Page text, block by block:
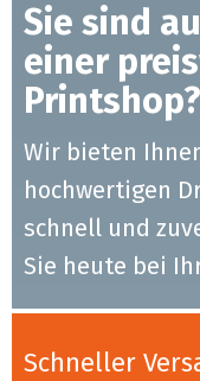
Sie sind
einer
Printshop?
Wir bieten
hochwertigen
schnell und
Sie heute bei
Schneller